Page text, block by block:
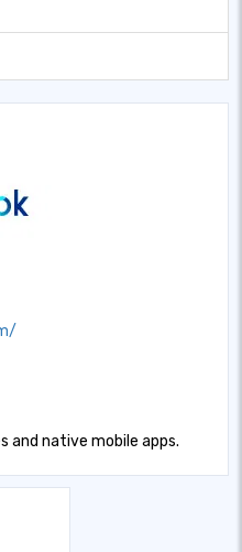
and native mobile apps.